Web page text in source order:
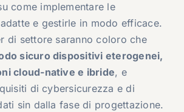
come implementare le
e gestirle in modo efficace.
di settore saranno coloro che
sicuro dispositivi eterogenei,
cloud-native e ibride, e
di cybersicurezza e di
sin dalla fase di progettazione.